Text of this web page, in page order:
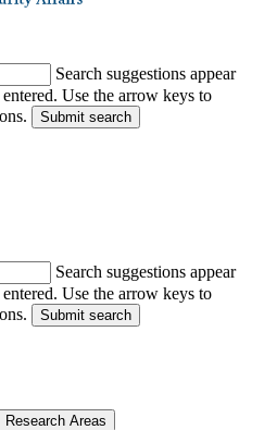
Search suggestions appear
Use the arrow keys to
Submit search
Search suggestions appear
Use the arrow keys to
Submit search
Research Areas